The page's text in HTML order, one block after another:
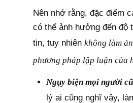
Nên nhớ rằng, đặc điểm
có thể ảnh hưởng đến độ
tin, tuy nhiênkhông làm
phương pháp lập luận của
Ngụy biện mọi người
lý ai cũng nghĩ vậy,